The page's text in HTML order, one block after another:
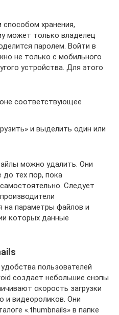
хранения,
может только владелец
паролем. Войти в
не только с мобильного
устройства. Для этого
соответствующее
и выделить один или
можно удалить. Они
до тех пор, пока
Следует
на параметры файлов и
которых данные
пользователей
создает небольшие снэпы
скорость загрузки
и видеороликов. Они
«.thumbnails» в папке